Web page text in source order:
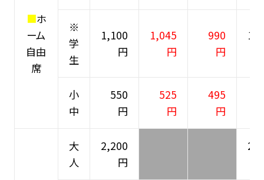
■ホ
ーム
自由
席
※
学
生
1,100
円
1,045
円
990
円
小
中
550
円
525
円
495
円
大
人
2,200
円